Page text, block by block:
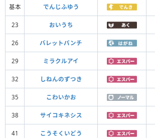
基本 でんじふゆう
23 おいうち
26 バレットパンチ
29 ミラクルアイ
32 しねんのずつき
35 こわいかお
38 サイコキネシス
41 こうそくいどう